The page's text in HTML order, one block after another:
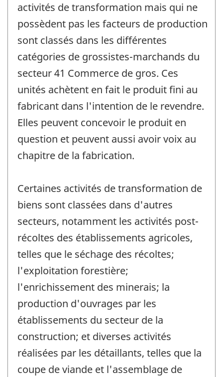
activités de transformation mais qui ne
possèdent pas les facteurs de production
sont classés dans les différentes
catégories de grossistes-marchands du
secteur 41 Commerce de gros. Ces
unités achètent en fait le produit fini au
fabricant dans l'intention de le revendre.
Elles peuvent concevoir le produit en
question et peuvent aussi avoir voix au
chapitre de la fabrication.
Certaines activités de transformation de
biens sont classées dans d'autres
secteurs, notamment les activités post-
récoltes des établissements agricoles,
telles que le séchage des récoltes;
l'exploitation forestière;
l'enrichissement des minerais; la
production d'ouvrages par les
établissements du secteur de la
construction; et diverses activités
réalisées par les détaillants, telles que la
coupe de viande et l'assemblage de